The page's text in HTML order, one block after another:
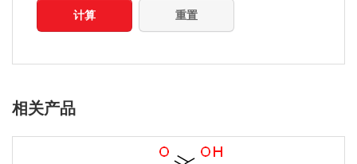
计算 重置
相关产品